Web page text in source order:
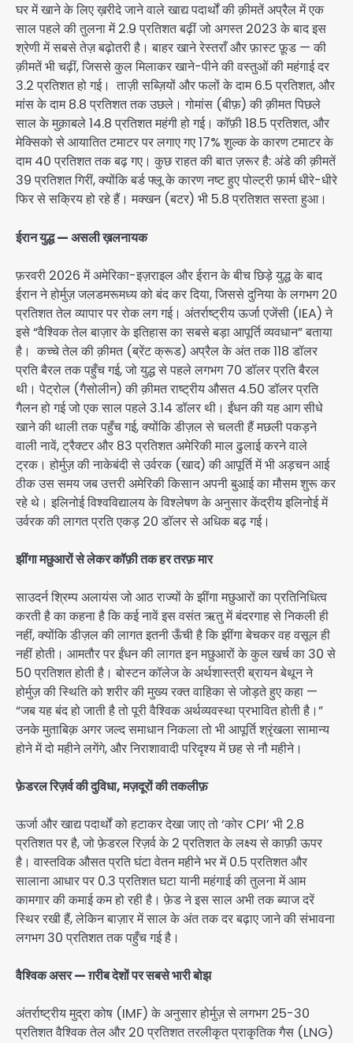
घर में खाने के लिए ख़रीदे जाने वाले खाद्य पदार्थों की क़ीमतें अप्रैल में एक
साल पहले की तुलना में 2.9 प्रतिशत बढ़ीं जो अगस्त 2023 के बाद इस
श्रेणी में सबसे तेज़ बढ़ोतरी है। बाहर खाने रेस्तराँ और फ़ास्ट फ़ूड — की
क़ीमतें भी चढ़ीं, जिससे कुल मिलाकर खाने-पीने की वस्तुओं की महंगाई दर
3.2 प्रतिशत हो गई। ताज़ी सब्ज़ियों और फलों के दाम 6.5 प्रतिशत, और
मांस के दाम 8.8 प्रतिशत तक उछले। गोमांस (बीफ़) की क़ीमत पिछले
साल के मुक़ाबले 14.8 प्रतिशत महंगी हो गई। कॉफ़ी 18.5 प्रतिशत, और
मेक्सिको से आयातित टमाटर पर लगाए गए 17% शुल्क के कारण टमाटर के
दाम 40 प्रतिशत तक बढ़ गए। कुछ राहत की बात ज़रूर है: अंडे की क़ीमतें
39 प्रतिशत गिरीं, क्योंकि बर्ड फ्लू के कारण नष्ट हुए पोल्ट्री फ़ार्म धीरे-धीरे
फिर से सक्रिय हो रहे हैं। मक्खन (बटर) भी 5.8 प्रतिशत सस्ता हुआ।
ईरान युद्ध — असली ख़लनायक
फ़रवरी 2026 में अमेरिका-इज़राइल और ईरान के बीच छिड़े युद्ध के बाद
ईरान ने होर्मुज़ जलडमरूमध्य को बंद कर दिया, जिससे दुनिया के लगभग 20
प्रतिशत तेल व्यापार पर रोक लग गई। अंतर्राष्ट्रीय ऊर्जा एजेंसी (IEA) ने
इसे “वैश्विक तेल बाज़ार के इतिहास का सबसे बड़ा आपूर्ति व्यवधान” बताया
है। कच्चे तेल की क़ीमत (ब्रेंट क्रूड) अप्रैल के अंत तक 118 डॉलर
प्रति बैरल तक पहुँच गई, जो युद्ध से पहले लगभग 70 डॉलर प्रति बैरल
थी। पेट्रोल (गैसोलीन) की क़ीमत राष्ट्रीय औसत 4.50 डॉलर प्रति
गैलन हो गई जो एक साल पहले 3.14 डॉलर थी। ईंधन की यह आग सीधे
खाने की थाली तक पहुँच गई, क्योंकि डीज़ल से चलती हैं मछली पकड़ने
वाली नावें, ट्रैक्टर और 83 प्रतिशत अमेरिकी माल ढुलाई करने वाले
ट्रक। होर्मुज़ की नाकेबंदी से उर्वरक (खाद) की आपूर्ति में भी अड़चन आई
ठीक उस समय जब उत्तरी अमेरिकी किसान अपनी बुआई का मौसम शुरू कर
रहे थे। इलिनोई विश्वविद्यालय के विश्लेषण के अनुसार केंद्रीय इलिनोई में
उर्वरक की लागत प्रति एकड़ 20 डॉलर से अधिक बढ़ गई।
झींगा मछुआरों से लेकर कॉफ़ी तक हर तरफ़ मार
साउदर्न श्रिम्प अलायंस जो आठ राज्यों के झींगा मछुआरों का प्रतिनिधित्व
करती है का कहना है कि कई नावें इस वसंत ऋतु में बंदरगाह से निकली ही
नहीं, क्योंकि डीज़ल की लागत इतनी ऊँची है कि झींगा बेचकर वह वसूल ही
नहीं होती। आमतौर पर ईंधन की लागत इन मछुआरों के कुल खर्च का 30 से
50 प्रतिशत होती है। बोस्टन कॉलेज के अर्थशास्त्री ब्रायन बेथून ने
होर्मुज़ की स्थिति को शरीर की मुख्य रक्त वाहिका से जोड़ते हुए कहा —
“जब यह बंद हो जाती है तो पूरी वैश्विक अर्थव्यवस्था प्रभावित होती है।”
उनके मुताबिक़ अगर जल्द समाधान निकला तो भी आपूर्ति श्रृंखला सामान्य
होने में दो महीने लगेंगे, और निराशावादी परिदृश्य में छह से नौ महीने।
फ़ेडरल रिज़र्व की दुविधा, मज़दूरों की तकलीफ़
ऊर्जा और खाद्य पदार्थों को हटाकर देखा जाए तो ‘कोर CPI’ भी 2.8
प्रतिशत पर है, जो फ़ेडरल रिज़र्व के 2 प्रतिशत के लक्ष्य से काफ़ी ऊपर
है। वास्तविक औसत प्रति घंटा वेतन महीने भर में 0.5 प्रतिशत और
सालाना आधार पर 0.3 प्रतिशत घटा यानी महंगाई की तुलना में आम
कामगार की कमाई कम हो रही है। फ़ेड ने इस साल अभी तक ब्याज दरें
स्थिर रखी हैं, लेकिन बाज़ार में साल के अंत तक दर बढ़ाए जाने की संभावना
लगभग 30 प्रतिशत तक पहुँच गई है।
वैश्विक असर — ग़रीब देशों पर सबसे भारी बोझ
अंतर्राष्ट्रीय मुद्रा कोष (IMF) के अनुसार होर्मुज़ से लगभग 25-30
प्रतिशत वैश्विक तेल और 20 प्रतिशत तरलीकृत प्राकृतिक गैस (LNG)